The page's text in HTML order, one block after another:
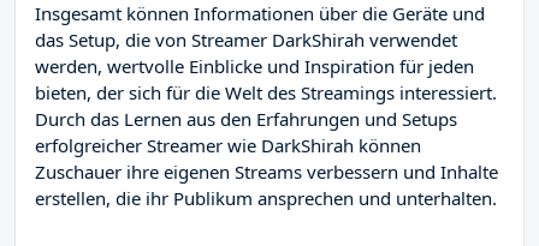
Insgesamt können Informationen über die Geräte und
das Setup, die von Streamer DarkShirah verwendet
werden, wertvolle Einblicke und Inspiration für jeden
bieten, der sich für die Welt des Streamings interessiert.
Durch das Lernen aus den Erfahrungen und Setups
erfolgreicher Streamer wie DarkShirah können
Zuschauer ihre eigenen Streams verbessern und Inhalte
erstellen, die ihr Publikum ansprechen und unterhalten.